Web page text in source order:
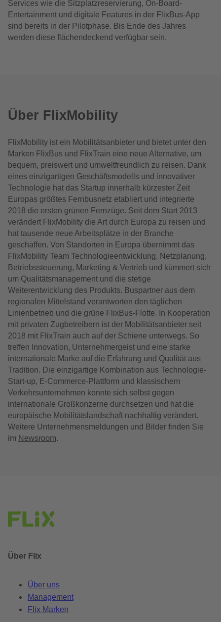
Services wie die Sitzplatzreservierung, On-Board-
Entertainment und digitale Features in der FlixBus-App
sind bereits in der Pilotphase. Bis Ende des Jahres
werden diese flächendeckend verfügbar sein.
Über FlixMobility
FlixMobility ist ein Mobilitätsanbieter und bietet unter den
Marken FlixBus und FlixTrain eine neue Alternative, um
bequem, preiswert und umweltfreundlich zu reisen. Dank
eines einzigartigen Geschäftsmodells und innovativer
Technologie hat das Startup innerhalb kürzester Zeit
Europas größtes Fernbusnetz etabliert und integrierte
2018 die ersten grünen Fernzüge. Seit dem Start 2013
verändert FlixMobility die Art durch Europa zu reisen und
hat tausende neue Arbeitsplätze in der Branche
geschaffen. Von Standorten in Europa übernimmt das
FlixMobility Team Technologieentwicklung, Netzplanung,
Betriebssteuerung, Marketing & Vertrieb und kümmert sich
um Qualitätsmanagement und die stetige
Weiterentwicklung des Produkts. Buspartner aus dem
regionalen Mittelstand verantworten den täglichen
Linienbetrieb und die grüne FlixBus-Flotte. In Kooperation
mit privaten Zugbetreibern ist der Mobilitätsanbieter seit
2018 mit FlixTrain auch auf der Schiene unterwegs. So
treffen Innovation, Unternehmergeist und eine starke
internationale Marke auf die Erfahrung und Qualität aus
Tradition. Die einzigartige Kombination aus Technologie-
Start-up, E-Commerce-Plattform und klassischem
Verkehrsunternehmen konnte sich selbst gegen
internationale Großkonzerne durchsetzen und hat die
europäische Mobilitätslandschaft nachhaltig verändert.
Weitere Unternehmensmeldungen und Bilder finden Sie
im Newsroom.
Über Flix
Über uns
Management
Flix Marken